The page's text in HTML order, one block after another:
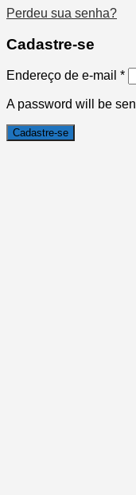
Perdeu sua senha?
Cadastre-se
Endereço de e-mail *
A password will be
Cadastre-se